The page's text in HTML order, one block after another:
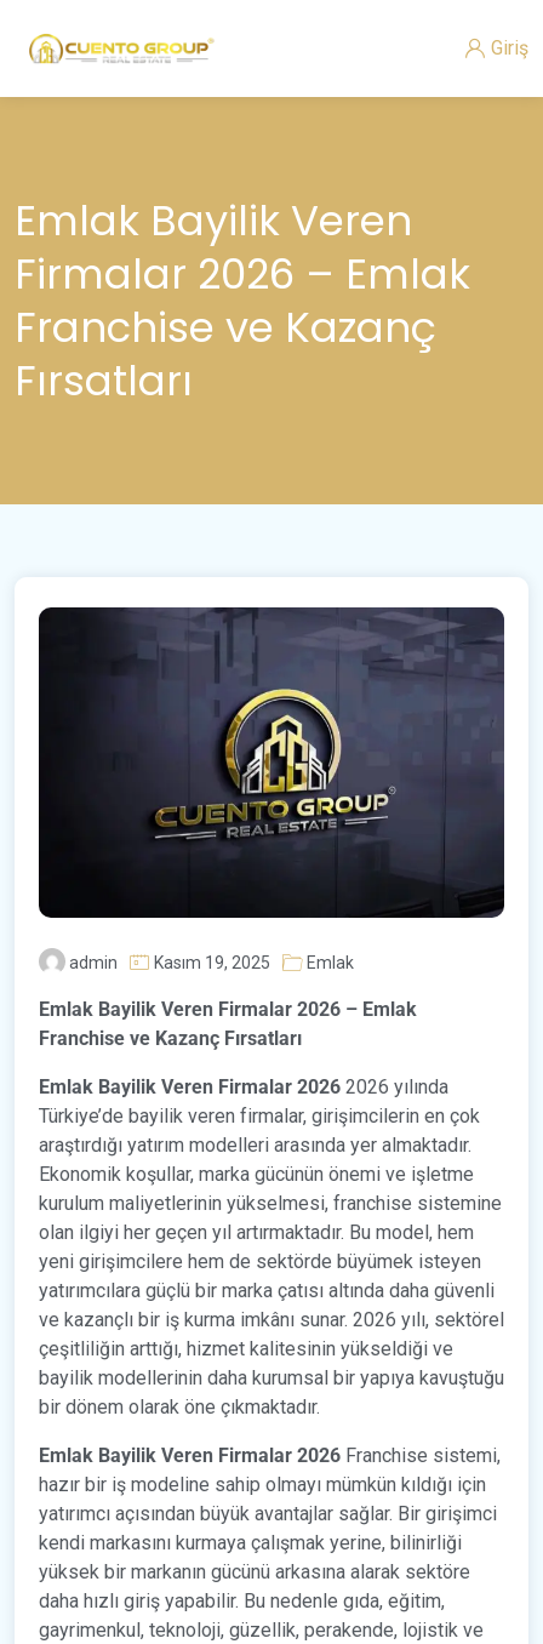
Giriş
Emlak Bayilik Veren
Firmalar 2026 – Emlak
Franchise ve Kazanç
Fırsatları
admin Kasım 19, 2025 Emlak
Emlak Bayilik Veren Firmalar 2026 – Emlak
Franchise ve Kazanç Fırsatları
Emlak Bayilik Veren Firmalar 2026 2026 yılında
Türkiye’de bayilik veren firmalar, girişimcilerin en çok
araştırdığı yatırım modelleri arasında yer almaktadır.
Ekonomik koşullar, marka gücünün önemi ve işletme
kurulum maliyetlerinin yükselmesi, franchise sistemine
olan ilgiyi her geçen yıl artırmaktadır. Bu model, hem
yeni girişimcilere hem de sektörde büyümek isteyen
yatırımcılara güçlü bir marka çatısı altında daha güvenli
ve kazançlı bir iş kurma imkânı sunar. 2026 yılı, sektörel
çeşitliliğin arttığı, hizmet kalitesinin yükseldiği ve
bayilik modellerinin daha kurumsal bir yapıya kavuştuğu
bir dönem olarak öne çıkmaktadır.
Emlak Bayilik Veren Firmalar 2026 Franchise sistemi,
hazır bir iş modeline sahip olmayı mümkün kıldığı için
yatırımcı açısından büyük avantajlar sağlar. Bir girişimci
kendi markasını kurmaya çalışmak yerine, bilinirliği
yüksek bir markanın gücünü arkasına alarak sektöre
daha hızlı giriş yapabilir. Bu nedenle gıda, eğitim,
gayrimenkul, teknoloji, güzellik, perakende, lojistik ve